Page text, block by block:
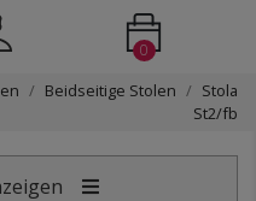
0
Beidseitige Stolen
Stola
St2/fb